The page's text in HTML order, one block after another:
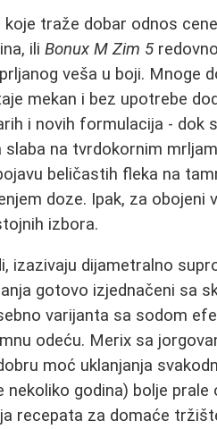
traže dobar odnos
iliBonux M Zim 5
veša u boji. Mnoge
mekan i bez upotrebe
i novih formulacija - dok
na tvrdokornim
beličastih fleka na
doze. Ipak, za obojeni
izbora.
izazivaju dijametralno
gotovo izjednačeni sa
varijanta sa sodom
odeću. Merix sa
moć uklanjanja
godina) bolje prale
recepata za domaće